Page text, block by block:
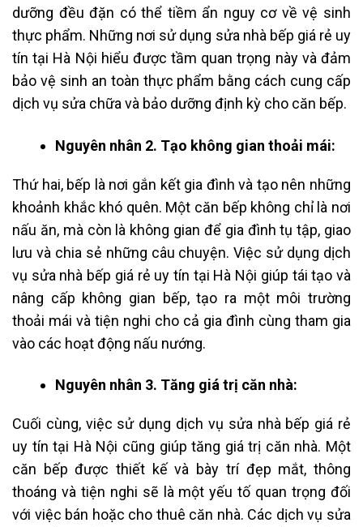
dưỡng đều đặn có thể tiềm ẩn nguy cơ về vệ sinh
thực phẩm. Những nơi sử dụng sửa nhà bếp giá rẻ uy
tín tại Hà Nội hiểu được tầm quan trọng này và đảm
bảo vệ sinh an toàn thực phẩm bằng cách cung cấp
dịch vụ sửa chữa và bảo dưỡng định kỳ cho căn bếp.
Nguyên nhân 2. Tạo không gian thoải mái:
Thứ hai, bếp là nơi gắn kết gia đình và tạo nên những
khoảnh khắc khó quên. Một căn bếp không chỉ là nơi
nấu ăn, mà còn là không gian để gia đình tụ tập, giao
lưu và chia sẻ những câu chuyện. Việc sử dụng dịch
vụ sửa nhà bếp giá rẻ uy tín tại Hà Nội giúp tái tạo và
nâng cấp không gian bếp, tạo ra một môi trường
thoải mái và tiện nghi cho cả gia đình cùng tham gia
vào các hoạt động nấu nướng.
Nguyên nhân 3. Tăng giá trị căn nhà:
Cuối cùng, việc sử dụng dịch vụ sửa nhà bếp giá rẻ
uy tín tại Hà Nội cũng giúp tăng giá trị căn nhà. Một
căn bếp được thiết kế và bày trí đẹp mắt, thông
thoáng và tiện nghi sẽ là một yếu tố quan trọng đối
với việc bán hoặc cho thuê căn nhà. Các dịch vụ sửa